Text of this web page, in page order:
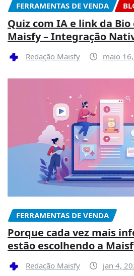
FERRAMENTAS DE VENDA
Quiz com IA e link da
Maisfy – Integração
Redação Maisfy maio
FERRAMENTAS DE VENDA
Porque cada vez mais
estão escolhendo a
Redação Maisfy jan 4,